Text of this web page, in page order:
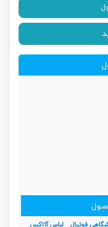
فوتبال
لباس آژاکس